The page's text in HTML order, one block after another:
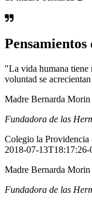
"La vida humana tiene
voluntad se
Madre Bernarda Morin
Fundadora de las
Colegio la Providencia
2018-07-13T18:17:26-
Madre Bernarda Morin
Fundadora de las